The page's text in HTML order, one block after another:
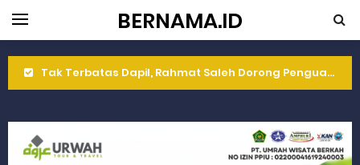
BERNAMA.ID
Tak Terbatas Dapil, Rahmat Saleh Dorong Penguatan Pertanian di Kabupaten Agam
Rahmat Saleh Resmikan Hunian Tetap KARTA untuk Korban Banjir Bandang di Sumbar